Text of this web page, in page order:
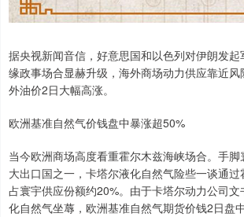
据央视新闻音信，好意思国和以色列对伊朗发
缘政事场合显赫升级，海外商场动力供应靠近
外油价2日大幅高涨。
欧洲基准自然气价钱盘中暴涨超50%
当今欧洲商场高度看重霍尔木兹海峡场合。手
大出口国之一，卡塔尔液化自然气险些一谈通过
占寰宇供应份额约20%。由于卡塔尔动力公司
化自然气坐蓐，欧洲基准自然气期货价钱2日盘